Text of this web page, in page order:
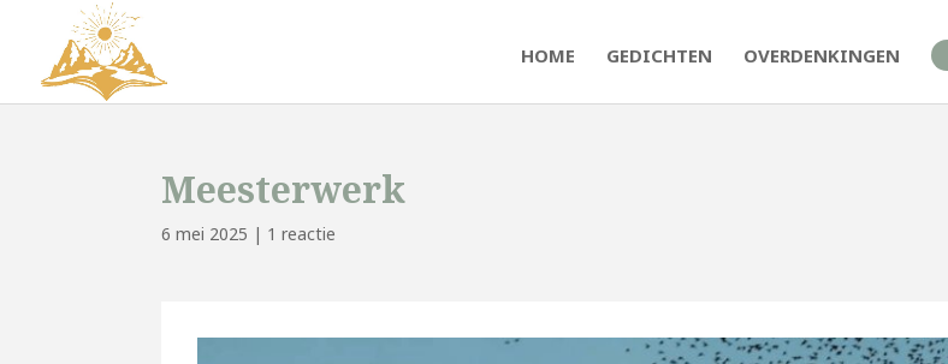
HOME GEDICHTEN OVERDENKINGEN
Meesterwerk
6 mei 2025 | 1 reactie